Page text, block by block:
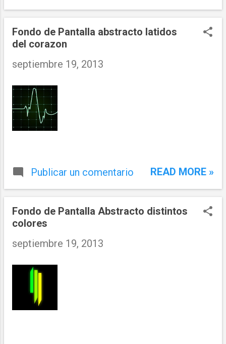
Fondo de Pantalla abstracto latidos
del corazon
septiembre 19, 2013
Publicar un comentario READ MORE »
Fondo de Pantalla Abstracto distintos
colores
septiembre 19, 2013